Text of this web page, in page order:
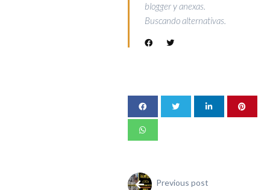
blogger y anexas.
Buscando alternativas.
Previous post